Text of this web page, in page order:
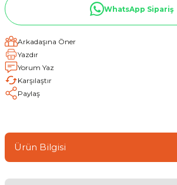
WhatsApp Sipariş
Arkadaşına Öner
Yazdır
Yorum Yaz
Karşılaştır
Paylaş
Ürün Bilgisi